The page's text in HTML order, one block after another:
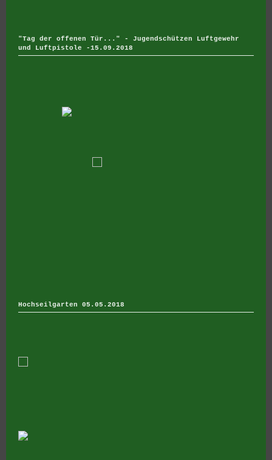
"Tag der offenen Tür..." - Jugendschützen Luftgewehr
und Luftpistole -15.09.2018
Hochseilgarten 05.05.2018